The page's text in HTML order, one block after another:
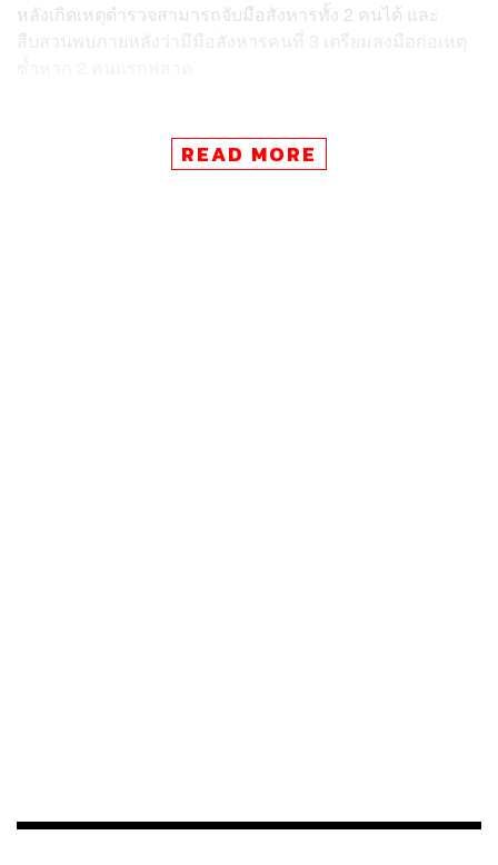
หลังเกิดเหตุตำรวจสามารถจับมือสังหารทั้ง 2 คนได้ และ
สืบสวนพบภายหลังว่ามีมือสังหารคนที่ 3 เตรียมลงมือก่อเหตุ
READ MORE